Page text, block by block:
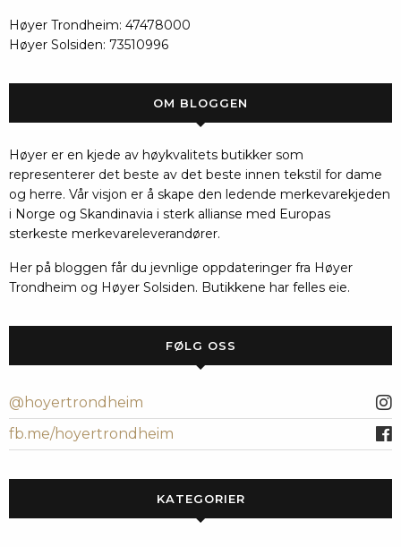
Høyer Trondheim: 47478000
Høyer Solsiden: 73510996
OM BLOGGEN
Høyer er en kjede av høykvalitets butikker som
representerer det beste av det beste innen tekstil for dame
og herre. Vår visjon er å skape den ledende merkevarekjeden
i Norge og Skandinavia i sterk allianse med Europas
sterkeste merkevareleverandører.
Her på bloggen får du jevnlige oppdateringer fra Høyer
Trondheim og Høyer Solsiden. Butikkene har felles eie.
FØLG OSS
@hoyertrondheim
fb.me/hoyertrondheim
KATEGORIER